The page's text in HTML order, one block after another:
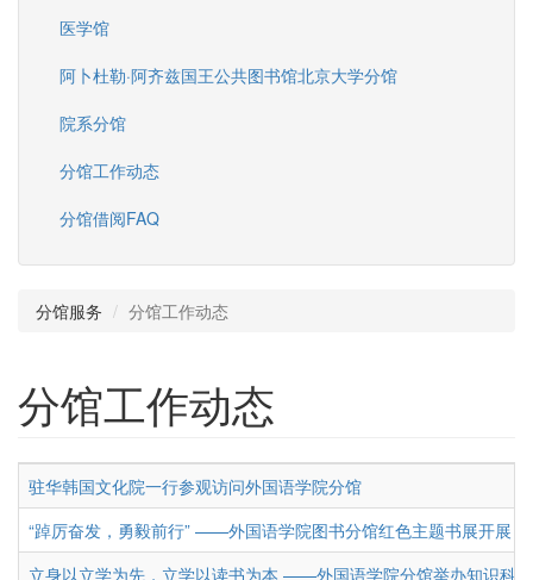
医学馆
阿卜杜勒·阿齐兹国王公共图书馆北京大学分馆
院系分馆
分馆工作动态
分馆借阅FAQ
分馆服务 分馆工作动态
分馆工作动态
驻华韩国文化院一行参观访问外国语学院分馆
“踔厉奋发，勇毅前行” ——外国语学院图书分馆红色主题书展开展
立身以立学为先，立学以读书为本 ——外国语学院分馆举办知识科